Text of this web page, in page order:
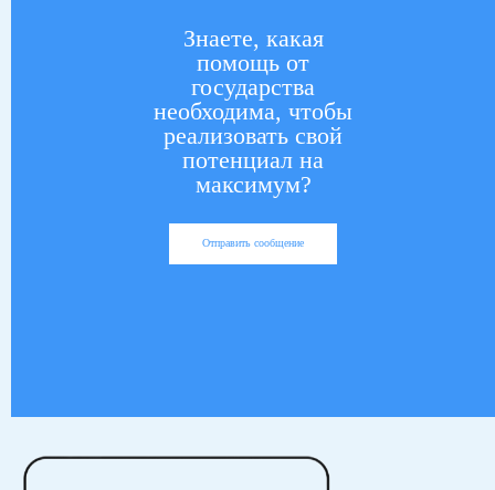
Знаете, какая
помощь от
государства
необходима, чтобы
реализовать свой
потенциал на
максимум?
Отправить сообщение